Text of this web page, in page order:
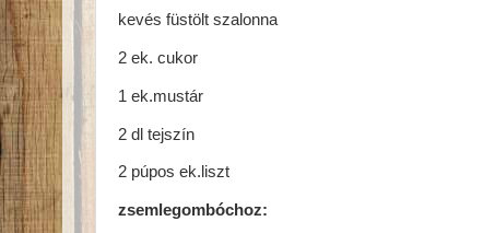
kevés füstölt szalonna
2 ek. cukor
1 ek.mustár
2 dl tejszín
2 púpos ek.liszt
zsemlegombóchoz: